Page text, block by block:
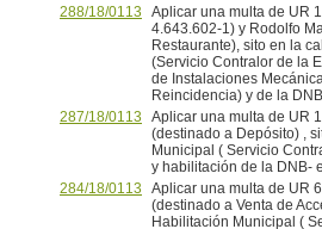
288/18/0113
Aplicar una multa de UR
4.643.602-1) y Rodolfo
Restaurante), sito en la
(Servicio Contralor de la
de Instalaciones
Reincidencia) y de la
287/18/0113
Aplicar una multa de UR
(destinado a Depósito) ,
Municipal ( Servicio
y habilitación de la DNB-
284/18/0113
Aplicar una multa de UR
(destinado a Venta de
Habilitación Municipal (